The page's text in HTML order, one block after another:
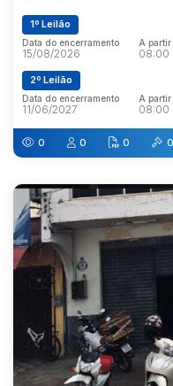
1º Leilão
Data do encerramento
15/08/2026
A partir
08:00
2º Leilão
Data do encerramento
11/06/2027
A partir
08:00
0 0 0 0